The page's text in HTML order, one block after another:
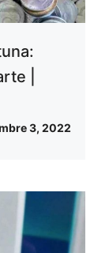
|
3, 2022